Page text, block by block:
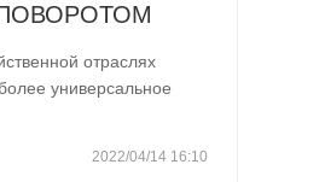
отраслях
универсальное
2022/04/14 16:10